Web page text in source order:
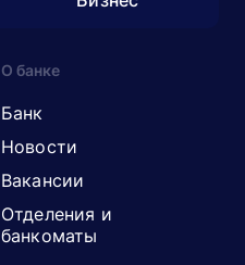
О банке
Банк
Новости
Вакансии
Отделения и
банкоматы